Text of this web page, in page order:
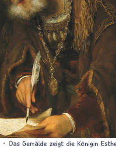
Das Gemälde zeigt die Königin